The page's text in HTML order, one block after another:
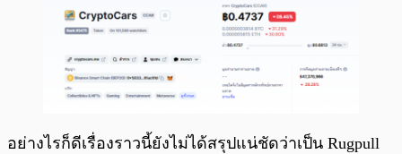
อย่างไรก็ดีเรื่องราวนี้ยังไม่ได้สรุปแน่ชัดว่าเป็น Rugpull